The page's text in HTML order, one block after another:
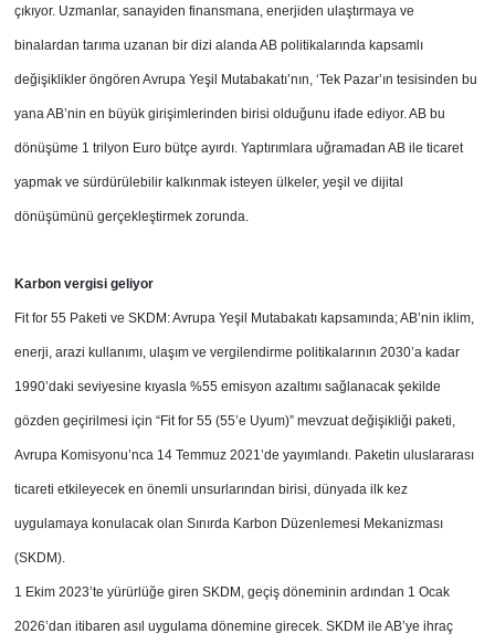
çıkıyor. Uzmanlar, sanayiden finansmana, enerjiden ulaştırmaya ve
binalardan tarıma uzanan bir dizi alanda AB politikalarında kapsamlı
değişiklikler öngören Avrupa Yeşil Mutabakatı’nın, ‘Tek Pazar’ın tesisinden bu
yana AB’nin en büyük girişimlerinden birisi olduğunu ifade ediyor. AB bu
dönüşüme 1 trilyon Euro bütçe ayırdı. Yaptırımlara uğramadan AB ile ticaret
yapmak ve sürdürülebilir kalkınmak isteyen ülkeler, yeşil ve dijital
dönüşümünü gerçekleştirmek zorunda.
Karbon vergisi geliyor
Fit for 55 Paketi ve SKDM: Avrupa Yeşil Mutabakatı kapsamında; AB’nin iklim,
enerji, arazi kullanımı, ulaşım ve vergilendirme politikalarının 2030’a kadar
1990’daki seviyesine kıyasla %55 emisyon azaltımı sağlanacak şekilde
gözden geçirilmesi için “Fit for 55 (55’e Uyum)” mevzuat değişikliği paketi,
Avrupa Komisyonu’nca 14 Temmuz 2021’de yayımlandı. Paketin uluslararası
ticareti etkileyecek en önemli unsurlarından birisi, dünyada ilk kez
uygulamaya konulacak olan Sınırda Karbon Düzenlemesi Mekanizması
(SKDM).
1 Ekim 2023’te yürürlüğe giren SKDM, geçiş döneminin ardından 1 Ocak
2026’dan itibaren asıl uygulama dönemine girecek. SKDM ile AB’ye ihraç